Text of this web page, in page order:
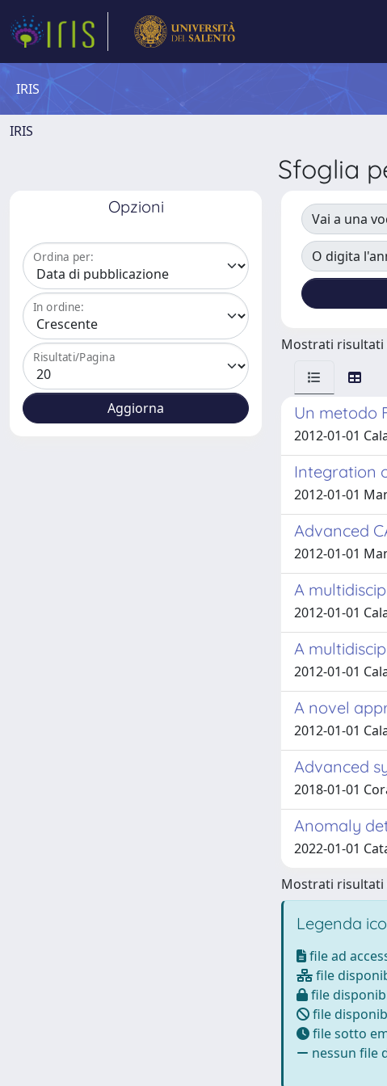
IRIS
IRIS
Sfoglia
Opzioni
Ordina per:
In ordine:
Risultati/Pagina
Vai a una
O digita
Mostrati risultati
Un metodo
2012-01-01
Integration
2012-01-01
Advanced
2012-01-01
A
2012-01-01
A
2012-01-01
A novel
2012-01-01
Advanced
2018-01-01
Anomaly
2022-01-01
Mostrati risultati
Legenda
file ad
file
file
file
file sotto
nessun file